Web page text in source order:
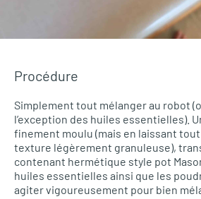
Procédure
Simplement tout mélanger au robot
l’exception des huiles essentielles).
finement moulu (mais en laissant
texture légèrement granuleuse),
contenant hermétique style pot
huiles essentielles ainsi que les
agiter vigoureusement pour bien